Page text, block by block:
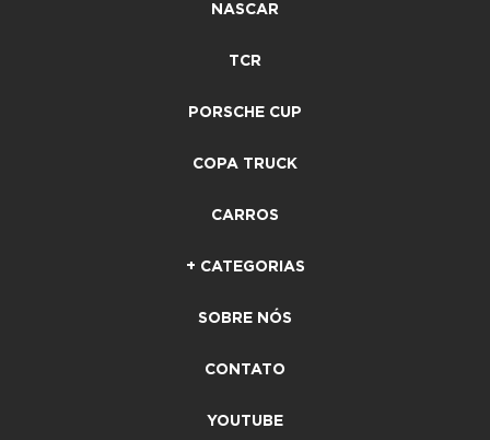
NASCAR
TCR
PORSCHE CUP
COPA TRUCK
CARROS
+ CATEGORIAS
SOBRE NÓS
CONTATO
YOUTUBE